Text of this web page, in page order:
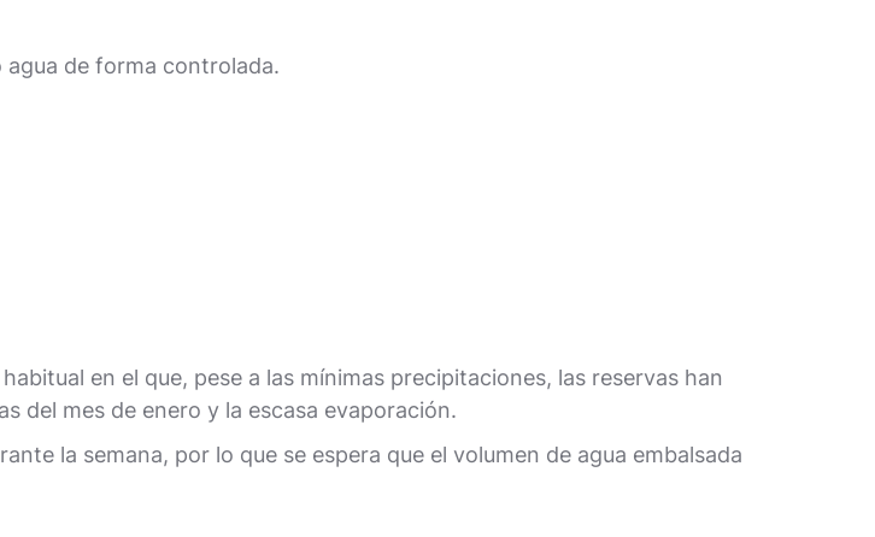
agua de forma controlada.
en el que, pese a las mínimas precipitaciones, las reservas han
del mes de enero y la escasa evaporación.
la semana, por lo que se espera que el volumen de agua embalsada